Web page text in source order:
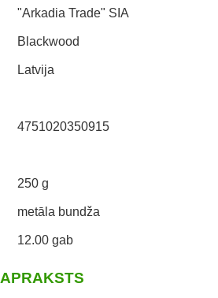
"Arkadia Trade" SIA
Blackwood
Latvija
4751020350915
250 g
metāla bundža
12.00 gab
APRAKSTS